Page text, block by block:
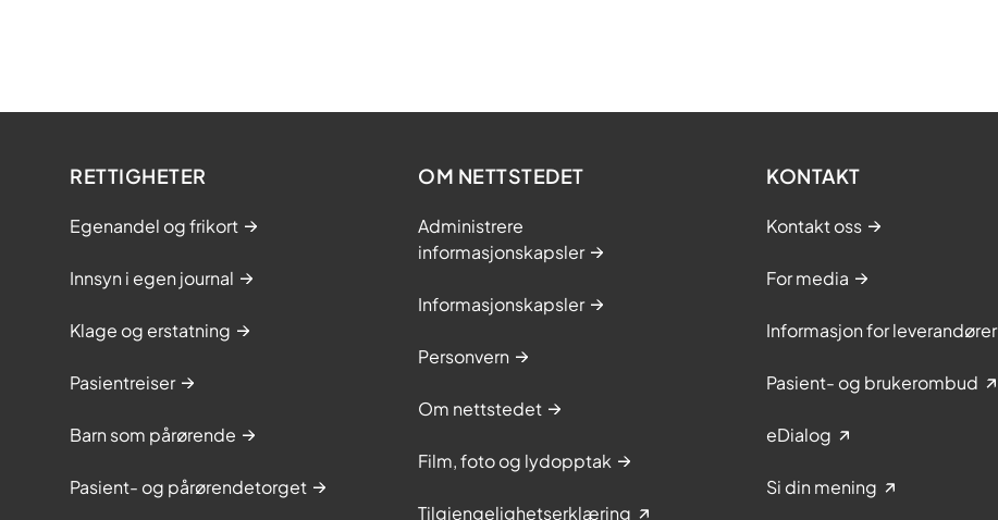
RETTIGHETER
Egenandel og frikort
Innsyn i egen journal
Klage og erstatning
Pasientreiser
Barn som pårørende
Pasient- og pårørendetorget
OM NETTSTEDET
Administrere
informasjonskapsler
Informasjonskapsler
Personvern
Om nettstedet
Film, foto og lydopptak
Tilgjengelighetserklæring
KONTAKT
Kontakt oss
For media
Informasjon for leverandører
Pasient- og brukerombud
eDialog
Si din mening